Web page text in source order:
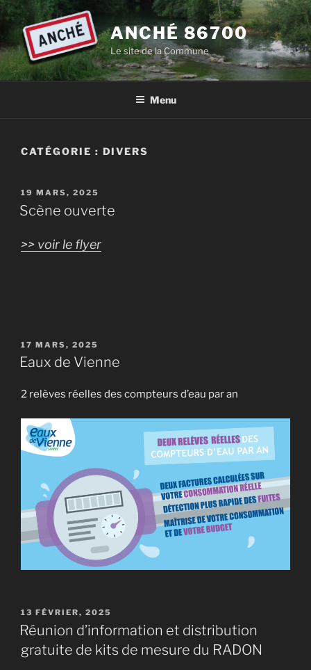
Aller
contenu
principal
ANCHÉ 86700
Le site de la Commune
Menu
CATÉGORIE : DIVERS
PUBLIÉ
LE
19 MARS, 2025
Scène ouverte
>> voir le flyer
PUBLIÉ
LE
17 MARS, 2025
Eaux de Vienne
2 relèves réelles des compteurs d’eau par an
PUBLIÉ
LE
13 FÉVRIER, 2025
Réunion d’information et distribution
gratuite de kits de mesure du RADON